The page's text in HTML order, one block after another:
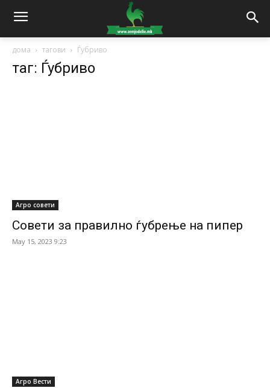
дома тагови Ѓубриво
таг: Ѓубриво
Агро совети
Совети за правилно ѓубрење на пипер
May 15, 2023 9:23
Агро Вести